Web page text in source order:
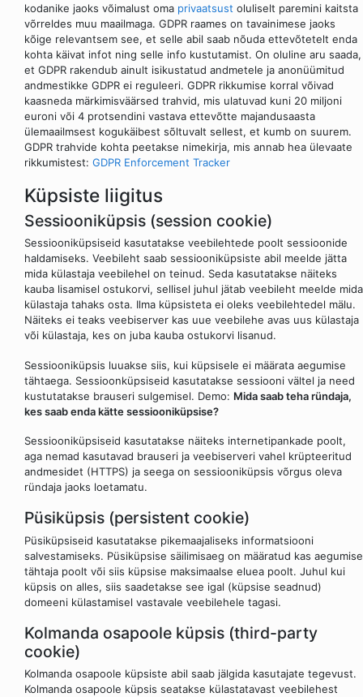
kodanike jaoks võimalust oma privaatsust oluliselt paremini kaitsta
võrreldes muu maailmaga. GDPR raames on tavainimese jaoks
kõige relevantsem see, et selle abil saab nõuda ettevõtetelt enda
kohta käivat infot ning selle info kustutamist. On oluline aru saada,
et GDPR rakendub ainult isikustatud andmetele ja anonüümitud
andmestikke GDPR ei reguleeri. GDPR rikkumise korral võivad
kaasneda märkimisväärsed trahvid, mis ulatuvad kuni 20 miljoni
euroni või 4 protsendini vastava ettevõtte majandusaasta
ülemaailmsest kogukäibest sõltuvalt sellest, et kumb on suurem.
GDPR trahvide kohta peetakse nimekirja, mis annab hea ülevaate
rikkumistest: GDPR Enforcement Tracker
Küpsiste liigitus
Sessiooniküpsis (session cookie)
Sessiooniküpsiseid kasutatakse veebilehtede poolt sessioonide
haldamiseks. Veebileht saab sessiooniküpsiste abil meelde jätta
mida külastaja veebilehel on teinud. Seda kasutatakse näiteks
kauba lisamisel ostukorvi, sellisel juhul jätab veebileht meelde mida
külastaja tahaks osta. Ilma küpsisteta ei oleks veebilehtedel mälu.
Näiteks ei teaks veebiserver kas uue veebilehe avas uus külastaja
või külastaja, kes on juba kauba ostukorvi lisanud.
Sessiooniküpsis luuakse siis, kui küpsisele ei määrata aegumise
tähtaega. Sessioonküpsiseid kasutatakse sessiooni vältel ja need
kustutatakse brauseri sulgemisel. Demo: Mida saab teha ründaja,
kes saab enda kätte sessiooniküpsise?
Sessiooniküpsiseid kasutatakse näiteks internetipankade poolt,
aga nemad kasutavad brauseri ja veebiserveri vahel krüpteeritud
andmesidet (HTTPS) ja seega on sessiooniküpsis võrgus oleva
ründaja jaoks loetamatu.
Püsiküpsis (persistent cookie)
Püsiküpsiseid kasutatakse pikemaajaliseks informatsiooni
salvestamiseks. Püsiküpsise säilimisaeg on määratud kas aegumise
tähtaja poolt või siis küpsise maksimaalse eluea poolt. Juhul kui
küpsis on alles, siis saadetakse see igal (küpsise seadnud)
domeeni külastamisel vastavale veebilehele tagasi.
Kolmanda osapoole küpsis (third-party
cookie)
Kolmanda osapoole küpsiste abil saab jälgida kasutajate tegevust.
Kolmanda osapoole küpsis seatakse külastatavast veebilehest